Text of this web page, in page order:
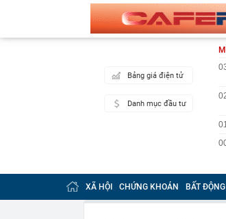
Bảng giá điện tử
Danh mục đầu tư
XÃ HỘI CHỨNG KHOÁN BẤT